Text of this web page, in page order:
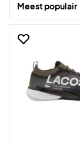
Meest populair